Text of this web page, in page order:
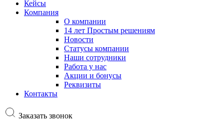
Кейсы
Компания
О компании
14 лет Простым решениям
Новости
Статусы компании
Наши сотрудники
Работа у нас
Акции и бонусы
Реквизиты
Контакты
Заказать звонок